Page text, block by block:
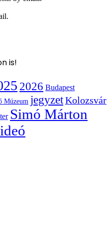
is!
2026 Budapest
Múzeum jegyzetKolozsvár
Simó Márton